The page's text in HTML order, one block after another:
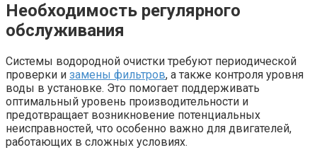
Необходимость регулярного
обслуживания
Системы водородной очистки требуют периодической
проверки и замены фильтров, а также контроля уровня
воды в установке. Это помогает поддерживать
оптимальный уровень производительности и
предотвращает возникновение потенциальных
неисправностей, что особенно важно для двигателей,
работающих в сложных условиях.